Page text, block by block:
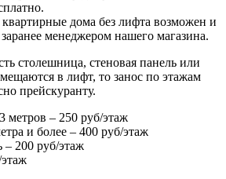
дома без лифта возможен и
менеджером нашего магазина.
столешница, стеновая панель или
в лифт, то занос по этажам
прейскуранту.
метров – 250 руб/этаж
и более – 400 руб/этаж
– 200 руб/этаж